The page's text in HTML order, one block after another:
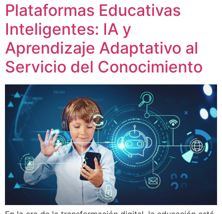
Plataformas Educativas
Inteligentes: IA y
Aprendizaje Adaptativo al
Servicio del Conocimiento